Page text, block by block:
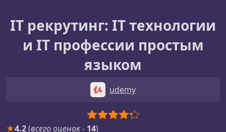
IT рекрутинг: IT технологии
и IT профессии простым
языком
udemy
★4.2(всего оценок- 14)